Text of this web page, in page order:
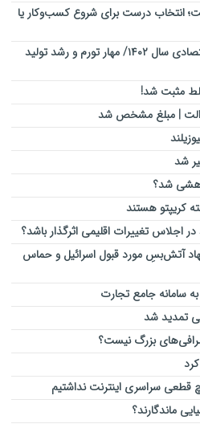
انتخاب درست برای شروع کسب‌وکار یا
بررسی نتیجه و سرانجام شعار اقتصادی سال ۱۴۰۲/ مهار تورم و رشد تولید
مثبت شد!
| مبلغ مشخص شد
شد
شد؟
کریپتو هستند
تغییرات اقلیمی اثرگذار باشد؟
آتش‌بسِ مورد قبول اسرائیل و حماس
سامانه جامع تجارت
تمدید شد
ماندگارند؟